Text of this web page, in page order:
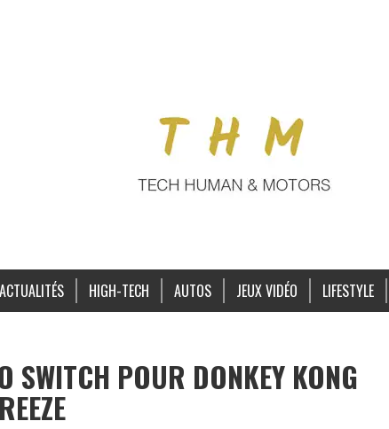
ACTUALITÉS HIGH-TECH AUTOS JEUX VIDÉO LIFESTYLE
SWITCH POUR DONKEY KONG